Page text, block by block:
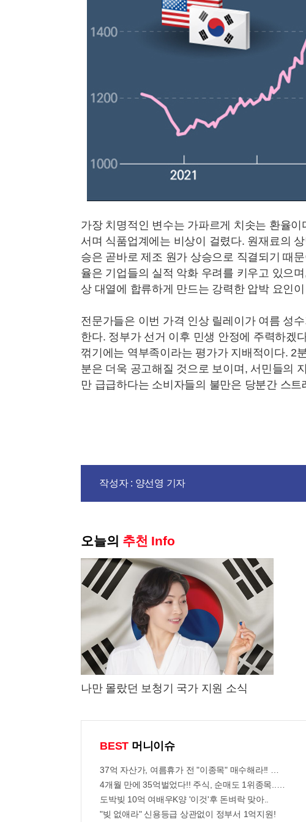
가장 치명적인 변수는 가파르게 치솟는 환율
서며 식품업계에는 비상이 걸렸다. 원재료의
승은 곧바로 제조 원가 상승으로 직결되기 때
율은 기업들의 실적 악화 우려를 키우고 있으
상 대열에 합류하게 만드는 강력한 압박 요인
전문가들은 이번 가격 인상 릴레이가 여름 성
한다. 정부가 선거 이후 민생 안정에 주력하겠
꺾기에는 역부족이라는 평가가 지배적이다. 2
분은 더욱 공고해질 것으로 보이며, 서민들의
만 급급하다는 소비자들의 불만은 당분간 스
작성자 : 양선영 기자
오늘의 추천 Info
나만 몰랐던 보청기 국가 지원 소식
BEST 머니이슈
37억 자산가, 여름휴가 전 "이종목" 매수해라!! 한달
4개월 만에 35억벌었다!! 주식, 순매도 1위종목..."충격"
도박빚 10억 여배우K양 '이것'후 돈벼락 맞아..
"빚 없애라" 신용등급 상관없이 정부서 1억지원!